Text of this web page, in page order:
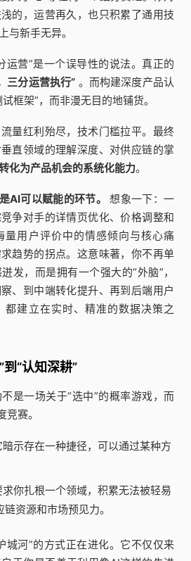
的，运营再久，也只积累了通用技
与新手无异。
运营”是一个误导性的说法。真正的
三分运营执行” 。而构建深度产品认
框架”，而非漫无目的地铺货。
量红利殆尽，技术门槛拉平。最终
直领域的理解深度、对供应链的掌
化为产品机会的系统化能力。
AI可以赋能的环节。
想象一下：一
争对手的详情页优化、价格调整和
量用户评价中的情感倾向与核心痛
趋势的拐点。这意味著，你不再单
发，而是拥有一个强大的“外脑”，
、到中端转化提升、再到后端用户
都建立在实时、精准的数据决策之
“认知深耕”
是一场关于“选中”的概率游戏，而
竞赛。
暗示存在一种捷径，可以通过某种方
你扎根一个领域，积累无法被轻易
资源和市场预见力。
城河”的方式正在进化。它不仅仅来